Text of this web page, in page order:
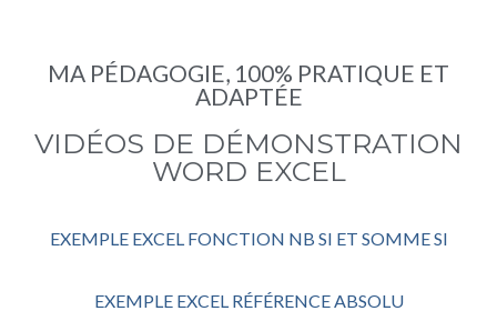
MA PÉDAGOGIE, 100% PRATIQUE ET
ADAPTÉE
VIDÉOS DE DÉMONSTRATION
WORD EXCEL
EXEMPLE EXCEL FONCTION NB SI ET SOMME SI
EXEMPLE EXCEL RÉFÉRENCE ABSOLU